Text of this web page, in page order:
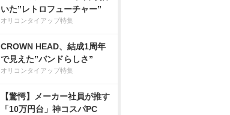
いた”レトロフューチャー”
オリコンタイアップ特集
CROWN HEAD、結成1周年
で見えた”バンドらしさ”
オリコンタイアップ特集
【驚愕】メーカー社員が推す
「10万円台」神コスパPC